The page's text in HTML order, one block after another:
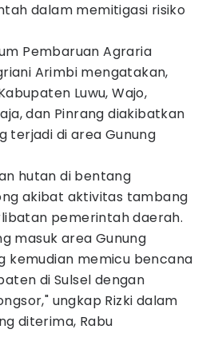
dalam memitigasi risiko
Pembaruan Agraria
Arimbi mengatakan,
Luwu, Wajo,
dan Pinrang diakibatkan
terjadi di area Gunung
hutan di bentang
akibat aktivitas tambang
pemerintah daerah.
masuk area Gunung
kemudian memicu bencana
di Sulsel dengan
ungkap Rizki dalam
diterima, Rabu